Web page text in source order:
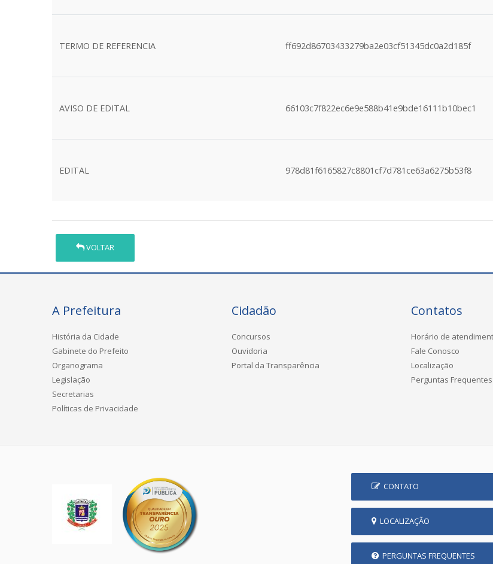
TERMO DE REFERENCIA ff692d86703433279ba2e03cf51345dc0a2d185f
AVISO DE EDITAL 66103c7f822ec6e9e588b41e9bde16111b10bec1
EDITAL 978d81f6165827c8801cf7d781ce63a6275b53f8
VOLTAR
A Prefeitura
História da Cidade
Gabinete do Prefeito
Organograma
Legislação
Secretarias
Políticas de Privacidade
Cidadão
Concursos
Ouvidoria
Portal da Transparência
Contatos
Horário de
Fale Conosco
Localização
Perguntas Frequentes
CONTATO
LOCALIZAÇÃO
PERGUNTAS FREQUENTES